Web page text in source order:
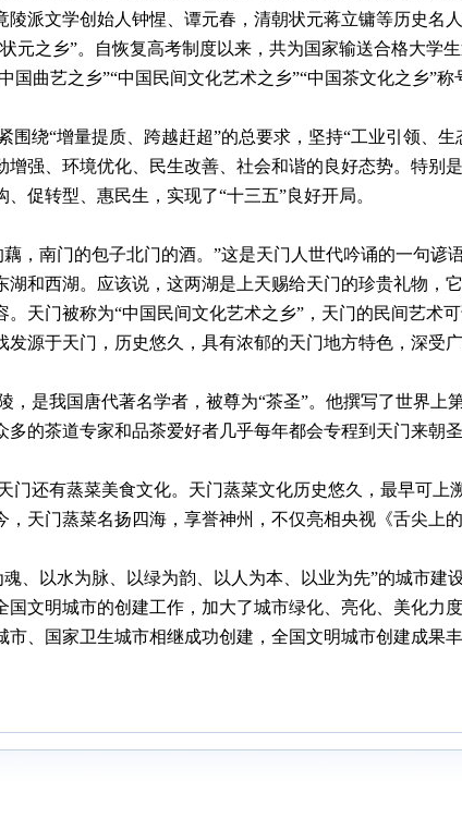
陵派文学创始人钟惺、谭元春，清朝状元蒋立镛等历史名
元之乡”。自恢复高考制度以来，共为国家输送合格大学
国曲艺之乡”“中国民间文化艺术之乡”“中国茶文化之乡”称
绕“增量提质、跨越赶超”的总要求，坚持“工业引领、
增强、环境优化、民生改善、社会和谐的良好态势。特别
促转型、惠民生，实现了“十三五”良好开局。
，南门的包子北门的酒。”这是天门人世代吟诵的一句谚
湖和西湖。应该说，这两湖是上天赐给天门的珍贵礼物，
。天门被称为“中国民间文化艺术之乡”，天门的民间艺
发源于天门，历史悠久，具有浓郁的天门地方特色，深受
是我国唐代著名学者，被尊为“茶圣”。他撰写了世界上
多的茶道专家和品茶爱好者几乎每年都会专程到天门来朝
还有蒸菜美食文化。天门蒸菜文化历史悠久，最早可上
，天门蒸菜名扬四海，享誉神州，不仅亮相央视《舌尖上
、以水为脉、以绿为韵、以人为本、以业为先”的城市建
国文明城市的创建工作，加大了城市绿化、亮化、美化力
市、国家卫生城市相继成功创建，全国文明城市创建成果丰